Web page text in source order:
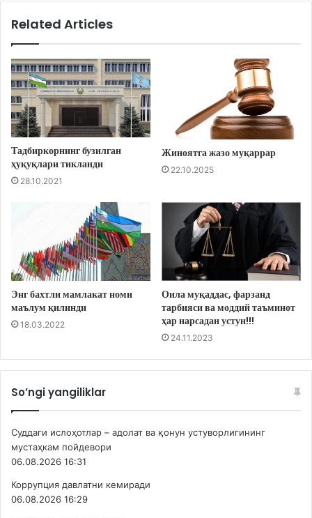
Related Articles
Тадбиркорнинг бузилган
ҳуқуқлари тикланди
28.10.2021
Жиноятга жазо муқаррар
22.10.2025
Энг бахтли мамлакат номи
маълум қилинди
18.03.2022
Оила муқаддас, фарзанд
тарбияси ва моддий таъминот
ҳар нарсадан устун!!!
24.11.2023
So’ngi yangiliklar
Суддаги ислоҳотлар – адолат ва қонун устуворлигининг
мустаҳкам пойдевори
06.08.2026 16:31
Коррупция давлатни кемиради
06.08.2026 16:29